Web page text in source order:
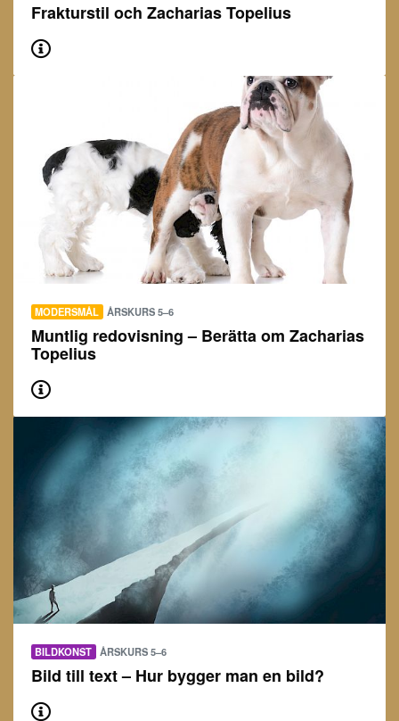
Frakturstil och Zacharias Topelius
MODERSMÅL ÅRSKURS 5–6
Muntlig redovisning – Berätta om Zacharias
Topelius
BILDKONST ÅRSKURS 5–6
Bild till text – Hur bygger man en bild?